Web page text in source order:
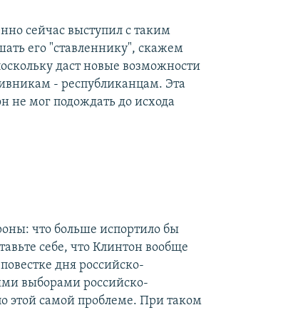
сейчас выступил с таким
его "ставленнику", скажем
даст новые возможности
- республиканцам. Эта
не мог подождать до исхода
что больше испортило бы
себе, что Клинтон вообще
дня российско-
выборами российско-
этой самой проблеме. При таком